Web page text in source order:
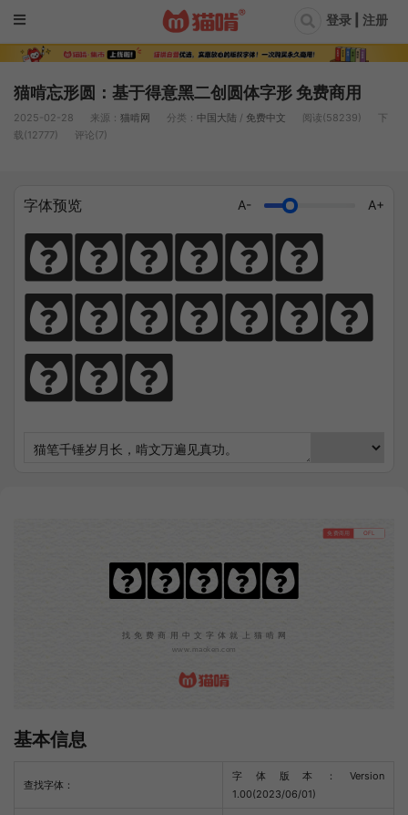
登录 | 注册
猫啃忘形圆：基于得意黑二创圆体字形 免费商用
2025-02-28 来源： 猫啃网 分类： 中国大陆 / 免费中文 阅读(58239)
下
载(12777)
评论(7)
字体预览 A- A+
猫笔千锤岁月
长，啃文万遍见
真功。
免费商用 OFL
猫啃忘形圆
找免费商用中文字体就上猫啃网
www.maoken.com
基本信息
查找字体：
字体版本：Version
1.00(2023/06/01)